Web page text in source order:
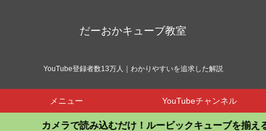
だーおかキューブ教室
YouTube登録者数13万人｜わかりやすいを追求した解説
メニュー YouTubeチャンネル
カメラで読み込むだけ！ルービックキューブを揃える